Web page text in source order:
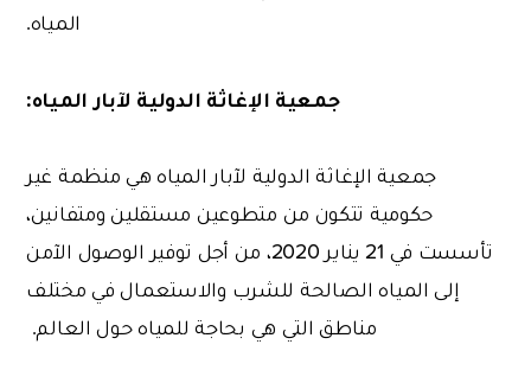
المياه.
جمعية الإغاثة الدولية لآبار المياه:
جمعية الإغاثة الدولية لآبار المياه هي منظمة غير
حكومية تتكون من متطوعين مستقلين ومتفانين،
تأسست في 21 يناير 2020، من أجل توفير الوصول الآمن
إلى المياه الصالحة للشرب والاستعمال في مختلف
مناطق التي هي بحاجة للمياه حول العالم.